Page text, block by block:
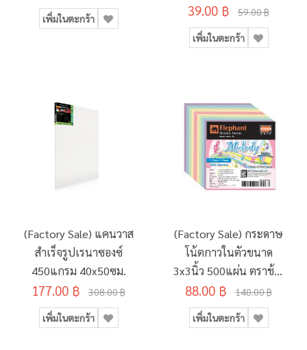
เพิ่มในตะกร้า
100%
39.00 ฿ 59.00 ฿
เพิ่มในตะกร้า
(Factory Sale) แคนวาส
สำเร็จรูปเรนาซองซ์
450แกรม 40x50ซม.
177.00 ฿ 308.00 ฿
เพิ่มในตะกร้า
(Factory Sale) กระดาษ
โน้ตกาวในตัวขนาด
3x3นิ้ว 500แผ่น ตราช้าง
รุ่น Melody
88.00 ฿ 140.00 ฿
เพิ่มในตะกร้า